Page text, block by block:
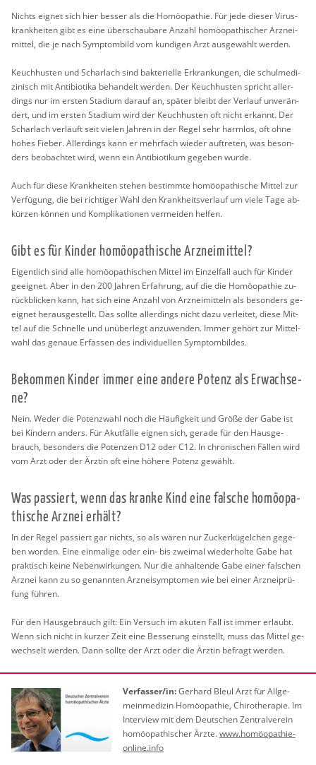
Nichts eig­net sich hier bes­ser als die Ho­möo­pa­thie. Für jede die­ser Vi­rus­
krank­hei­ten gibt es eine über­schau­ba­re An­zahl ho­möo­pa­thi­scher Arz­nei­
mit­tel, die je nach Sym­ptom­bild vom kun­di­gen Arzt aus­ge­wählt wer­den.
Keuch­hus­ten und Schar­lach sind bak­te­ri­el­le Er­kran­kun­gen, die schul­me­di­
zi­nisch mit An­ti­bio­ti­ka be­han­delt wer­den. Der Keuch­hus­ten spricht al­ler­
dings nur im ers­ten Sta­di­um dar­auf an, spä­ter bleibt der Ver­lauf un­ver­än­
dert, und im ers­ten Sta­di­um wird der Keuch­hus­ten oft nicht er­kannt. Der
Schar­lach ver­läuft seit vie­len Jah­ren in der Regel sehr harm­los, oft ohne
hohes Fie­ber. Al­ler­dings kann er mehr­fach wie­der auf­tre­ten, was be­son­
ders be­ob­ach­tet wird, wenn ein An­ti­bio­ti­kum ge­ge­ben wurde.
Auch für diese Krank­hei­ten ste­hen be­stimm­te ho­möo­pa­thi­sche Mit­tel zur
Ver­fü­gung, die bei rich­ti­ger Wahl den Krank­heits­ver­lauf um viele Tage ab­
kür­zen kön­nen und Kom­pli­ka­tio­nen ver­mei­den hel­fen.
Gibt es für Kin­der ho­möo­pa­thi­sche Arz­nei­mit­tel?
Ei­gent­lich sind alle ho­möo­pa­thi­schen Mit­tel im Ein­zel­fall auch für Kin­der
ge­eig­net. Aber in den 200 Jah­ren Er­fah­rung, auf die die Ho­möo­pa­thie zu­
rück­bli­cken kann, hat sich eine An­zahl von Arz­nei­mit­teln als be­son­ders ge­
eig­net her­aus­ge­stellt. Das soll­te al­ler­dings nicht dazu ver­lei­tet, diese Mit­
tel auf die Schnel­le und un­über­legt an­zu­wen­den. Immer ge­hört zur Mit­tel­
wahl das ge­naue Er­fas­sen des in­di­vi­du­el­len Sym­ptom­bil­des.
Be­kom­men Kin­der immer eine an­de­re Po­tenz als Er­wach­se­
ne?
Nein. Weder die Po­tenz­wahl noch die Häu­fig­keit und Größe der Gabe ist
bei Kin­dern an­ders. Für Akut­fäl­le eig­nen sich, ge­ra­de für den Haus­ge­
brauch, be­son­ders die Po­ten­zen D12 oder C12. In chro­ni­schen Fäl­len wird
vom Arzt oder der Ärz­tin oft eine hö­he­re Po­tenz ge­wählt.
Was pas­siert, wenn das kran­ke Kind eine fal­sche ho­möo­pa­
thi­sche Arz­nei er­hält?
In der Regel pas­siert gar nichts, so als wären nur Zu­cker­kü­gel­chen ge­ge­
ben wor­den. Eine ein­ma­li­ge oder ein- bis zwei­mal wie­der­hol­te Gabe hat
prak­tisch keine Ne­ben­wir­kun­gen. Nur die an­hal­ten­de Gabe einer fal­schen
Arz­nei kann zu so ge­nann­ten Arz­nei­sym­pto­men wie bei einer Arz­nei­prü­
fung füh­ren.
Für den Haus­ge­brauch gilt: Ein Ver­such im aku­ten Fall ist immer er­laubt.
Wenn sich nicht in kur­zer Zeit eine Bes­se­rung ein­stellt, muss das Mit­tel ge­
wech­selt wer­den. Dann soll­te der Arzt oder die Ärz­tin be­fragt wer­den.
Ver­fas­ser/in:Ger­hard Bleul Arzt für All­ge­
mein­me­di­zin Ho­möo­pa­thie, Chi­ro­the­ra­pie. Im
In­ter­view mit dem Deut­schen Zen­tral­ver­ein
ho­möo­pa­thi­scher Ärzte.www.​homöo­pa­thie-
on­line.info